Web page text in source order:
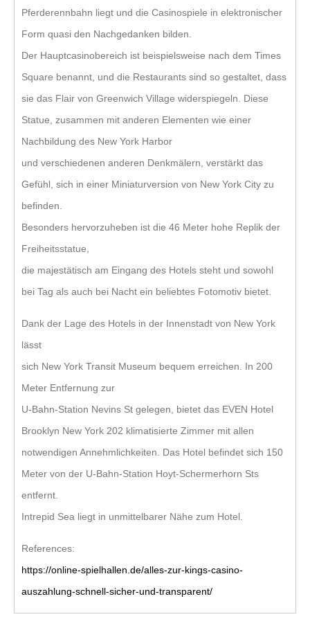
Pferderennbahn liegt und die Casinospiele in elektronischer
Form quasi den Nachgedanken bilden.
Der Hauptcasinobereich ist beispielsweise nach dem Times
Square benannt, und die Restaurants sind so gestaltet, dass
sie das Flair von Greenwich Village widerspiegeln. Diese
Statue, zusammen mit anderen Elementen wie einer
Nachbildung des New York Harbor
und verschiedenen anderen Denkmälern, verstärkt das
Gefühl, sich in einer Miniaturversion von New York City zu
befinden.
Besonders hervorzuheben ist die 46 Meter hohe Replik der
Freiheitsstatue,
die majestätisch am Eingang des Hotels steht und sowohl
bei Tag als auch bei Nacht ein beliebtes Fotomotiv bietet.
Dank der Lage des Hotels in der Innenstadt von New York
lässt
sich New York Transit Museum bequem erreichen. In 200
Meter Entfernung zur
U-Bahn-Station Nevins St gelegen, bietet das EVEN Hotel
Brooklyn New York 202 klimatisierte Zimmer mit allen
notwendigen Annehmlichkeiten. Das Hotel befindet sich 150
Meter von der U-Bahn-Station Hoyt-Schermerhorn Sts
entfernt.
Intrepid Sea liegt in unmittelbarer Nähe zum Hotel.
References:
https://online-spielhallen.de/alles-zur-kings-casino-
auszahlung-schnell-sicher-und-transparent/